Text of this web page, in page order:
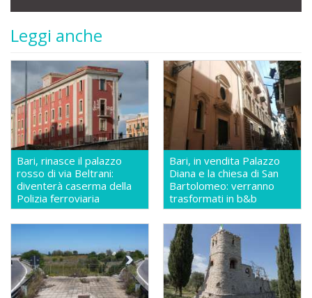
Leggi anche
Bari, rinasce il palazzo
rosso di via Beltrani:
diventerà caserma della
Polizia ferroviaria
Bari, in vendita Palazzo
Diana e la chiesa di San
Bartolomeo: verranno
trasformati in b&b